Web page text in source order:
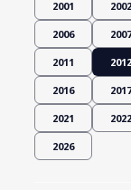
2001 2002
2006
2011 2012
2016
2021 2022
2026